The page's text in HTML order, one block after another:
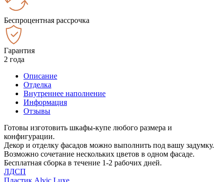
Беспроцентная рассрочка
Гарантия
2 года
Описание
Отделка
Внутреннее наполнение
Информация
Отзывы
Готовы изготовить шкафы-купе любого размера и
конфигурации.
Декор и отделку фасадов можно выполнить под вашу задумку.
Возможно сочетание нескольких цветов в одном фасаде.
Бесплатная сборка в течение 1-2 рабочих дней.
ЛДСП
Пластик Alvic Luxe